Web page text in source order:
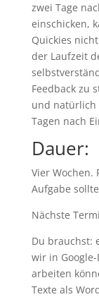
zwei Tage
einschicken,
Quickies
der Laufzeit
Feedback zu
und natürlich
Tagen nach
Dauer:
Vier Wochen.
Aufgabe
Nächste
Du brauchst:
wir in
arbeiten
Texte als